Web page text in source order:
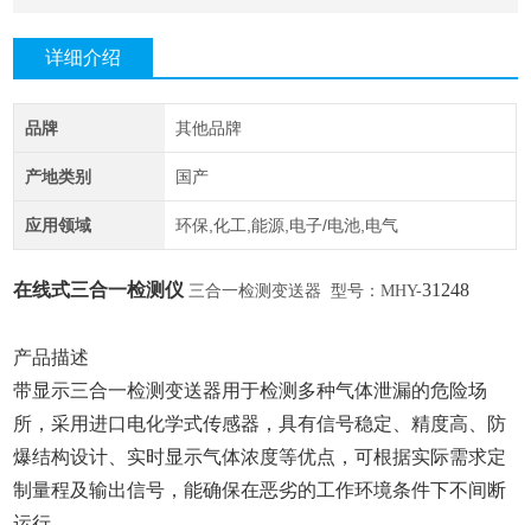
详细介绍
品牌 其他品牌
产地类别 国产
应用领域 环保,化工,能源,电子/电池,电气
在线式三合一检测仪 三合一检测变送器 型号：MHY-31248
产品描述
带显示三合一检测变送器用于检测多种气体泄漏的危险场
所，采用进口电化学式传感器，具有信号稳定、精度高、防
爆结构设计、实时显示气体浓度等优点，可根据实际需求定
制量程及输出信号，能确保在恶劣的工作环境条件下不间断